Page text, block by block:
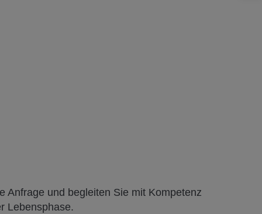
Anfrage und begleiten Sie mit Kompetenz
Lebensphase.